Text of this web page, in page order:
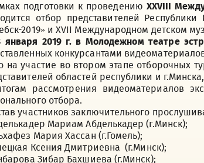
подготовки к проведению XXVIII
отбор представителей
2019» и XVII Международном детском
января 2019 г. в Молодежном театре
конкурсантами
на участие во втором этапе отборочных
областей республики и
рассмотрения видеоматериалов
отбора.
участников заключительного
Мариам Абделькадер (г.Минск);
Мария Хассан (г.Гомель);
Ксения Дмитриевна (г.Минск);
Зибар Бахшиева (г.Минск);